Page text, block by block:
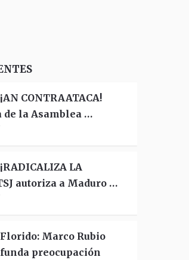
¡AN CONTRAATACA!
de la Asamblea …
¡RADICALIZA LA
autoriza a Maduro …
Florido: Marco Rubio
preocupación